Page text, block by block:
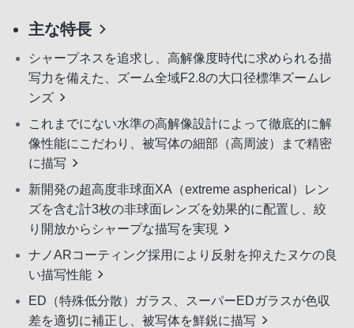
主な特長
シャープネスを追求し、高解像度時代に求められる描
写力を備えた、ズーム全域F2.8の大口径標準ズームレ
ンズ
これまでにない水準の高解像設計によって徹底的に解
像性能にこだわり、被写体の細部（高周波）まで精密
に描写
新開発の超高度非球面XA（extreme aspherical）レン
ズを含む計3枚の非球面レンズを効果的に配置し、絞
り開放からシャープな描写を実現
ナノARコーティング採用により反射を抑えたヌケの良
い描写性能
ED（特殊低分散）ガラス、スーパーEDガラスが色収
差を適切に補正し、被写体を鮮鋭に描写